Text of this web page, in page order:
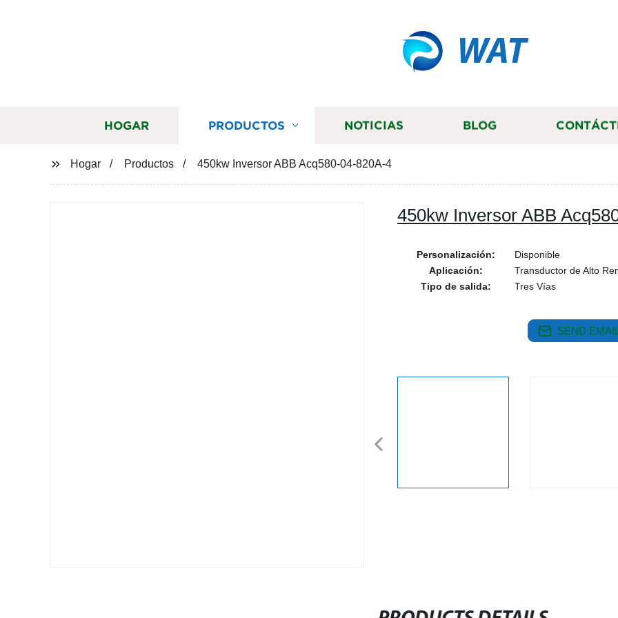
WAT
HOGAR PRODUCTOS NOTICIAS BLOG
Hogar Productos 450kw Inversor ABB Acq580-04-820A-4
450kw Inversor ABB
Personalización:
Disponible
Aplicación:
Transductor de Alto
Tipo de salida:
Tres Vías
SEND